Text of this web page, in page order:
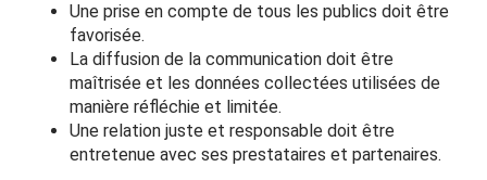
Une prise en compte de tous les publics doit être
favorisée.
La diffusion de la communication doit être
maîtrisée et les données collectées utilisées de
manière réfléchie et limitée.
Une relation juste et responsable doit être
entretenue avec ses prestataires et partenaires.